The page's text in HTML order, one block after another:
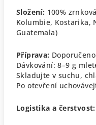
Složení: 100%
Kolumbie, Kostarika,
Guatemala)
Příprava:
Dávkování: 8–9 g
Skladujte v suchu,
Po otevření
Logistika a čerstvost: